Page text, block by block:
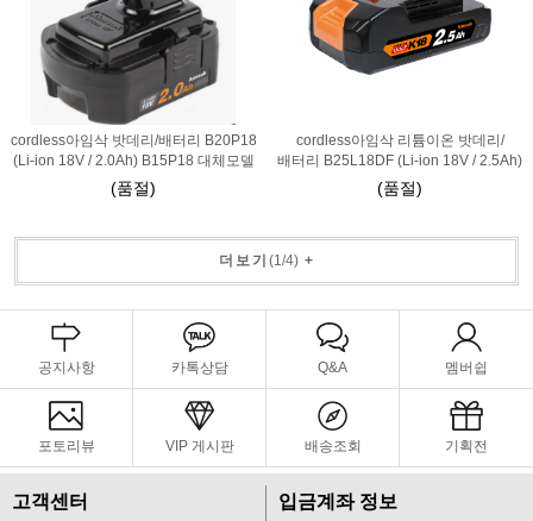
cordless아임삭 밧데리/배터리 B20P18
(Li-ion 18V / 2.0Ah) B15P18 대체모델
(품절)
cordless아임삭 리튬이온 밧데리/
배터리 B25L18DF (Li-ion 18V / 2.5Ah)
(품절)
더보기 (1/4)+
공지사항 카톡상담 Q&A 멤버쉽
포토리뷰 VIP 게시판 배송조회 기획전
고객센터
입금계좌 정보